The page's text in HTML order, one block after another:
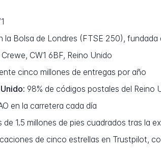
la Bolsa de Londres (FTSE 250),
CW1 6BF, Reino Unido
cinco millones de entregas por año
98% de códigos postales del Reino
en la carretera cada día
de 1.5 millones de pies cuadrados tras la
de cinco estrellas en Trustpilot,